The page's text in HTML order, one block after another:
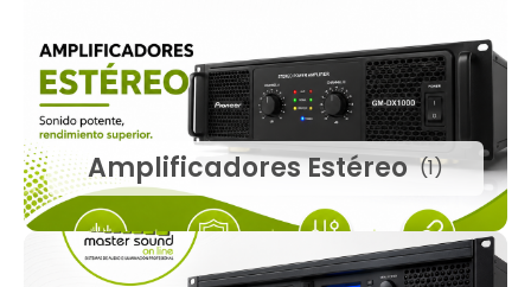
Amplificadores Estéreo (1)